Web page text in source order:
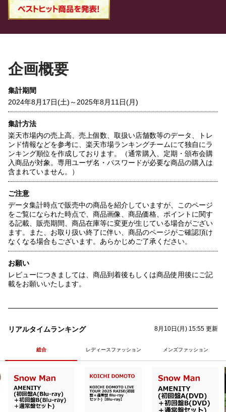
企画概要
集計期間
2024年8月17日(土)～2025年8月11日(月)
集計方法
楽天市場内の売上高、売上個数、取扱い店舗数等のデータ、トレ
ンド情報などを参考に、楽天市場ランキングチームにて独自にラ
ンキング順位を作成しております。（通常購入、定期・頒布会購
入商品が対象。専用ユーザ名・パスワードが必要な商品の購入は
含まれていません。）
ご注意
データ集計時点で販売中の商品を紹介していますが、このページ
をご覧になられた時点で、商品画像、商品価格、ポイントに関す
る記載、販売期間、商品在庫等に変更が生じている場合がござい
ます。また、お取り扱い終了に伴い、商品のページがご確認頂け
なくなる場合もございます。あらかじめご了承ください。
お願い
レビューにつきましては、商品到着後もしくは商品使用後にご記
載をお願いいたします。
リアルタイムランキング 8月10日(月) 15:55 更新
総合 レディースファッション メンズファッション